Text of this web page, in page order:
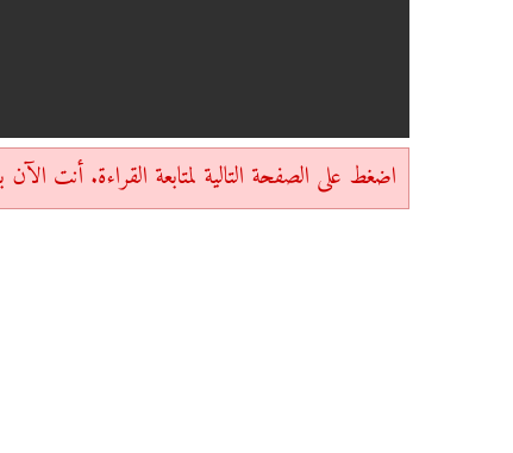
اضغط على الصفحة التالية لمتابعة القراءة. أنت الآن